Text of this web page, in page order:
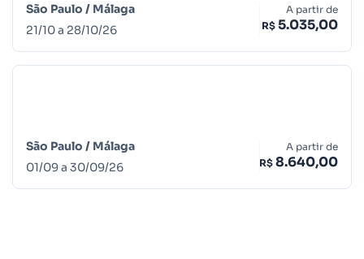
São Paulo / Málaga
21/10a 28/10/26
A partir de
R$ 5.035,00
São Paulo / Málaga
01/09a 30/09/26
A partir de
R$ 8.640,00